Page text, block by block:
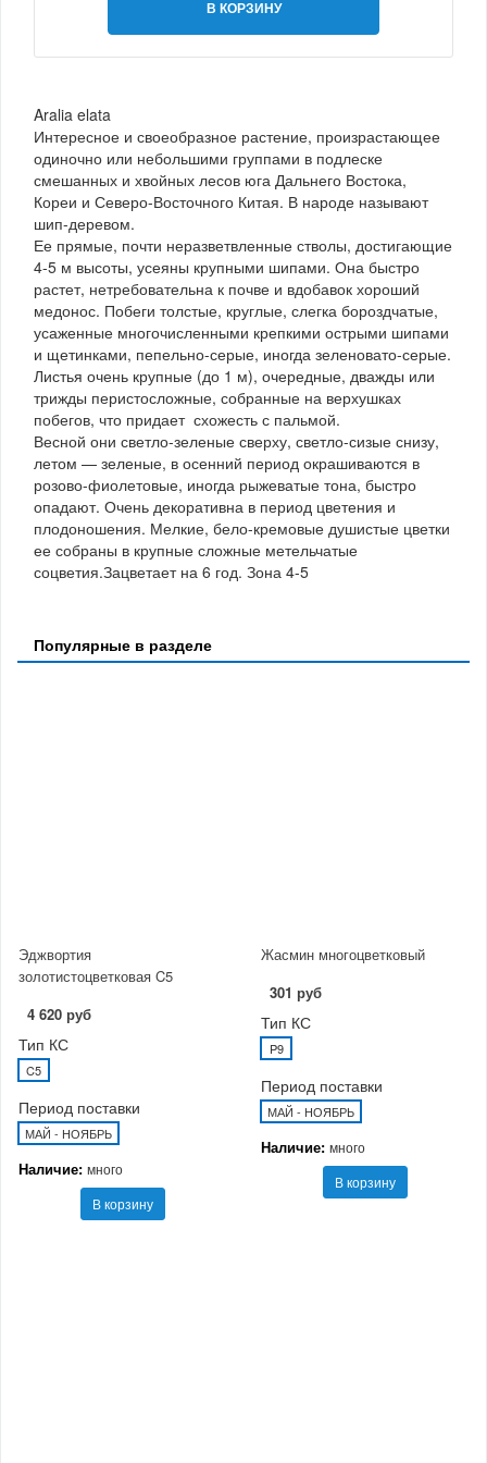
В КОРЗИНУ
Aralia elata
Интересное и своеобразное растение, произрастающее
одиночно или небольшими группами в подлеске
смешанных и хвойных лесов юга Дальнего Востока,
Кореи и Северо-Восточного Китая. В народе называют
шип-деревом.
Ее прямые, почти неразветвленные стволы, достигающие
4-5 м высоты, усеяны крупными шипами. Она быстро
растет, нетребовательна к почве и вдобавок хороший
медонос. Побеги толстые, круглые, слегка бороздчатые,
усаженные многочисленными крепкими острыми шипами
и щетинками, пепельно-серые, иногда зеленовато-серые.
Листья очень крупные (до 1 м), очередные, дважды или
трижды перистосложные, собранные на верхушках
побегов, что придает схожесть с пальмой.
Весной они светло-зеленые сверху, светло-сизые снизу,
летом — зеленые, в осенний период окрашиваются в
розово-фиолетовые, иногда рыжеватые тона, быстро
опадают. Очень декоративна в период цветения и
плодоношения. Мелкие, бело-кремовые душистые цветки
ее собраны в крупные сложные метельчатые
соцветия.Зацветает на 6 год. Зона 4-5
Популярные в разделе
Эджвортия
золотистоцветковая C5
4 620 руб
Тип КС
C5
Период поставки
МАЙ - НОЯБРЬ
Наличие: много
В корзину
Жасмин многоцветковый
301 руб
Тип КС
P9
Период поставки
МАЙ - НОЯБРЬ
Наличие: много
В корзину